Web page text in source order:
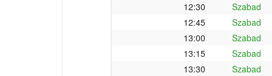
12:30
Szabad
12:45
Szabad
13:00
Szabad
13:15
Szabad
13:30
Szabad